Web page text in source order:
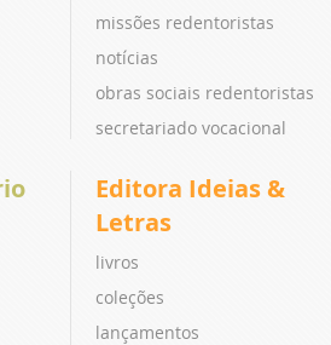
missões redentoristas
notícias
obras sociais redentoristas
secretariado vocacional
Editora Ideias &
Letras
livros
coleções
lançamentos